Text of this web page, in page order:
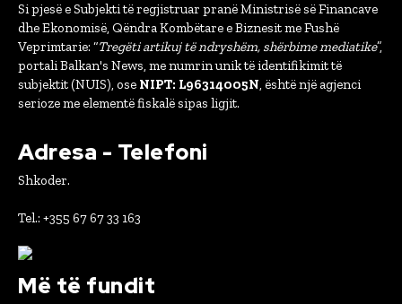
Si pjesë e Subjekti të regjistruar pranë Ministrisë së Financave
dhe Ekonomisë, Qëndra Kombëtare e Biznesit me Fushë
Veprimtarie: “Tregëti artikuj të ndryshëm, shërbime mediatike”,
portali Balkan's News, me numrin unik të identifikimit të
subjektit (NUIS), ose NIPT: L96314005N, është një agjenci
serioze me elementë fiskalë sipas ligjit.
Adresa - Telefoni
Shkoder.
Tel.: +355 67 67 33 163
Më të fundit